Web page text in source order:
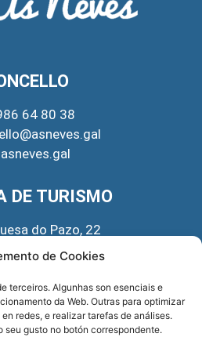
de Cookies
terceiros. Algunhas son esenciais e
da Web. Outras para optimizar
redes, e realizar tarefas de análises.
seu gusto no botón correspondente.
64 80 38
asneves.gal
DE TURISMO
do Pazo, 22
666 39 45 65
SOCIAIS